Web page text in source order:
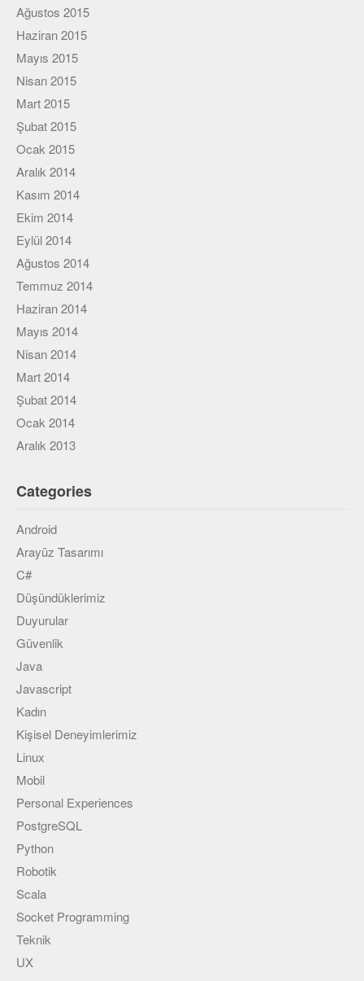
Ağustos 2015
Haziran 2015
Mayıs 2015
Nisan 2015
Mart 2015
Şubat 2015
Ocak 2015
Aralık 2014
Kasım 2014
Ekim 2014
Eylül 2014
Ağustos 2014
Temmuz 2014
Haziran 2014
Mayıs 2014
Nisan 2014
Mart 2014
Şubat 2014
Ocak 2014
Aralık 2013
Categories
Android
Arayüz Tasarımı
C#
Düşündüklerimiz
Duyurular
Güvenlik
Java
Javascript
Kadın
Kişisel Deneyimlerimiz
Linux
Mobil
Personal Experiences
PostgreSQL
Python
Robotik
Scala
Socket Programming
Teknik
UX